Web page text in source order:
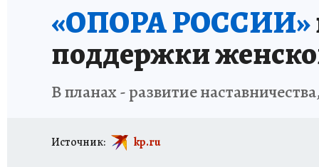
«ОПОРА РОССИИ»
поддержки
В планах - развитие
Источник: kp.ru